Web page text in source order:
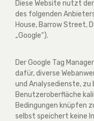
Diese Website nutzt
des folgenden
House, Barrow Street,
„Google“).
Der Google Tag
dafür, diverse
und Analysedienste, zu
Benutzeroberfläche
Bedingungen knüpfen
selbst speichert keine